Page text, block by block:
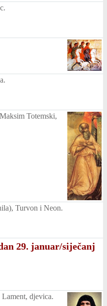
Totemski,
Turvon i Neon.
29. januar/siječanj
djevica.